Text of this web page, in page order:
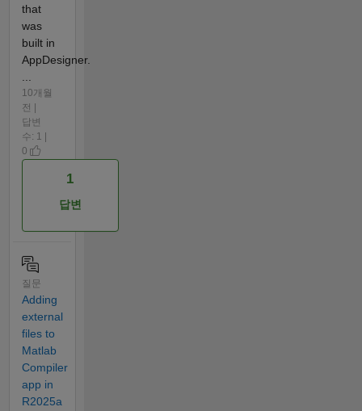
that
was
built in
AppDesigner.
...
10개월
전 |
답변
수: 1 |
0
1
답변
질문
Adding
external
files to
Matlab
Compiler
app in
R2025a